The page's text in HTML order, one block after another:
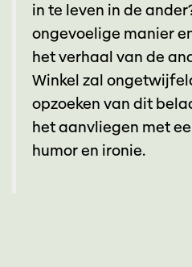
in te leven in de
ongevoelige manier
het verhaal van de
Winkel zal
opzoeken van dit
het aanvliegen met
humor en ironie.